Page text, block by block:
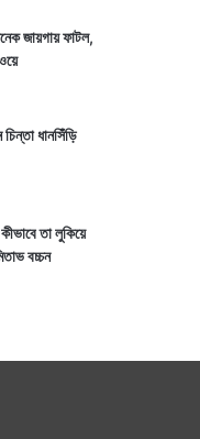
জায়গায় ফাটল,
ধানসিঁড়ি
তা লুকিয়ে
বচ্চন